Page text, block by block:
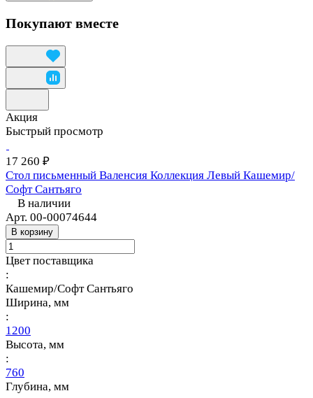
Покупают вместе
Акция
Быстрый просмотр
17 260 ₽
Стол письменный Валенсия Коллекция Левый Кашемир/
Софт Сантьяго
В наличии
Арт. 00-00074644
В корзину
Цвет поставщика
:
Кашемир/Софт Сантьяго
Ширина, мм
:
1200
Высота, мм
:
760
Глубина, мм